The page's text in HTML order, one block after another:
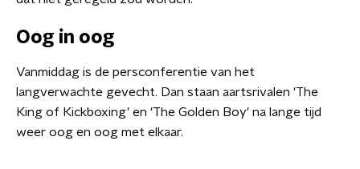
Oog in oog
Vanmiddag is de persconferentie van het
langverwachte gevecht. Dan staan aartsrivalen 'The
King of Kickboxing' en 'The Golden Boy' na lange tijd
weer oog en oog met elkaar.